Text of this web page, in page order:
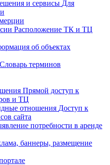
и сервисы Для
Расположение ТК и ТЦ
об объектах
Словарь терминов
Прямой доступ к
и ТЦ
отношения Доступ к
сайта
потребности в аренде
баннеры, размещение